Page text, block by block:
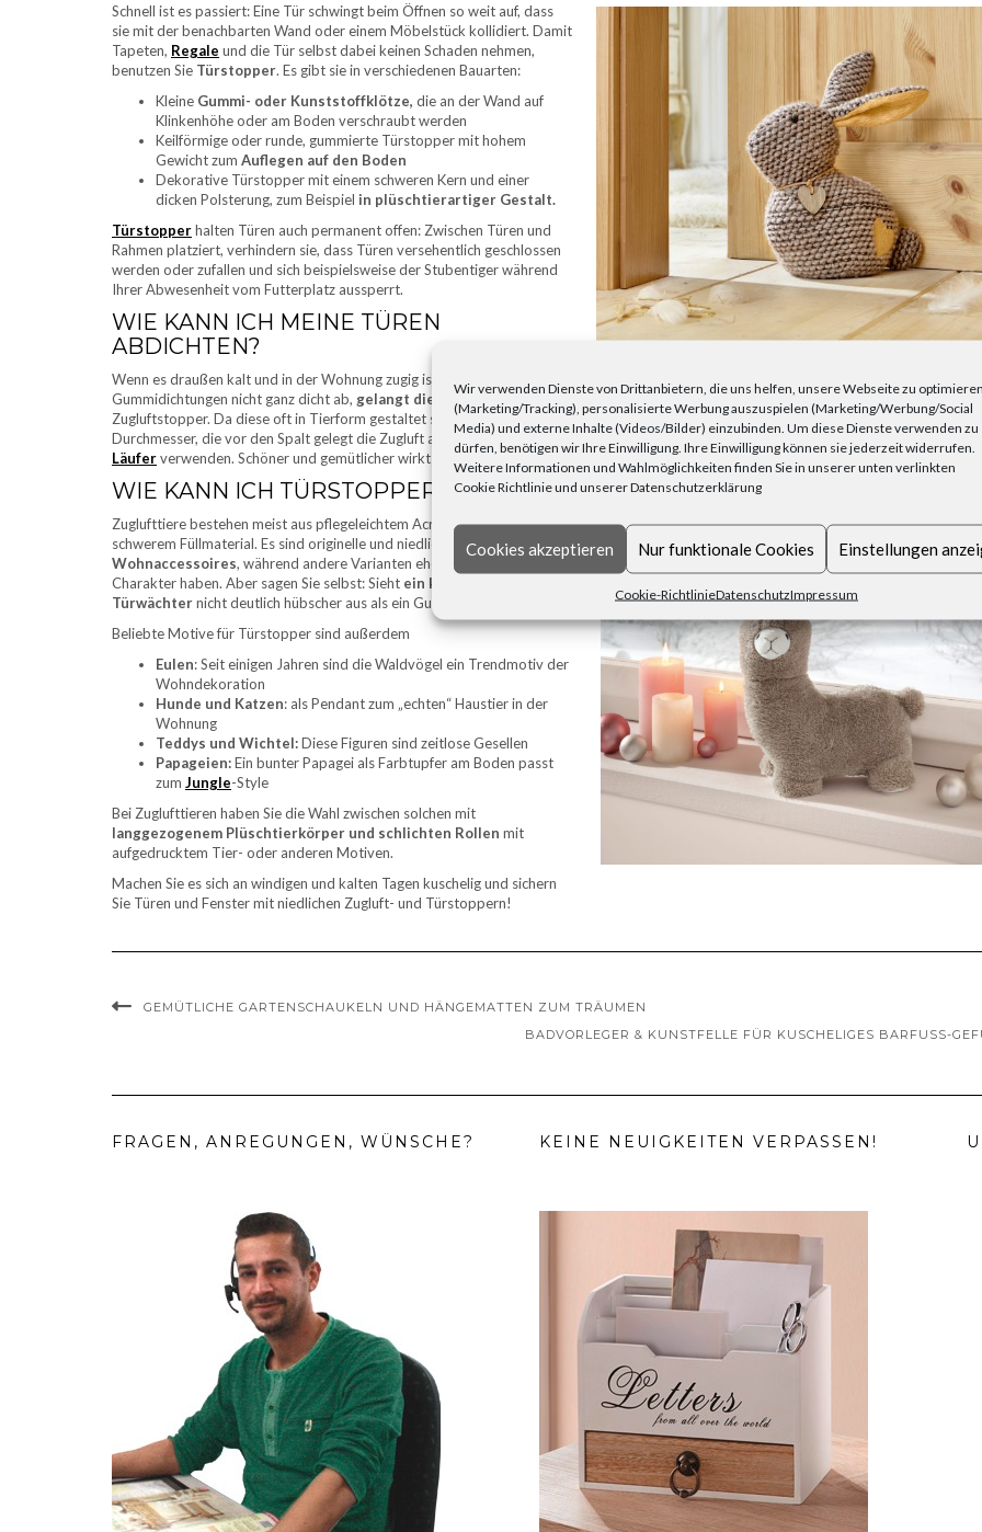
Wir verwenden Dienste von Drittanbietern, die uns helfen, unsere Webseite zu
(Marketing/Tracking), personalisierte Werbung auszuspielen (Marketing/Werbung/Social
Media) und externe Inhalte (Videos/Bilder) einzubinden. Um diese Dienste verwenden zu
dürfen, benötigen wir Ihre Einwilligung. Ihre Einwilligung können sie jederzeit widerrufen.
Weitere Informationen und Wahlmöglichkeiten finden Sie in unserer unten verlinkten
Cookie Richtlinie und unserer Datenschutzerklärung
Cookies akzeptieren Nur funktionale Cookies Einstellungen
Cookie-RichtlinieDatenschutzImpressum
Schnell ist es passiert: Eine Tür schwingt beim Öffnen so weit auf, dass
sie mit der benachbarten Wand oder einem Möbelstück kollidiert. Damit
Tapeten, Regale und die Tür selbst dabei keinen Schaden nehmen,
benutzen Sie Türstopper. Es gibt sie in verschiedenen Bauarten:
Kleine Gummi- oder Kunststoffklötze, die an der Wand auf
Klinkenhöhe oder am Boden verschraubt werden
Keilförmige oder runde, gummierte Türstopper mit hohem
Gewicht zum Auflegen auf den Boden
Dekorative Türstopper mit einem schweren Kern und einer
dicken Polsterung, zum Beispiel in plüschtierartiger Gestalt.
Türstopperhalten Türen auch permanent offen: Zwischen Türen und
Rahmen platziert, verhindern sie, dass Türen versehentlich geschlossen
werden oder zufallen und sich beispielsweise der Stubentiger während
Ihrer Abwesenheit vom Futterplatz aussperrt.
WIE KANN ICH MEINE TÜREN
ABDICHTEN?
Wenn es draußen kalt und in der Wohnung zugig ist, liegt das wahrscheinlich an einem Fenster oder dem Spalt unter einer Tür: Schließen
Gummidichtungen nicht ganz dicht ab, gelangt die Kälte durch kleinste Ritzen.Vorhängehalten sie nur bedingt ab. Abhilfe schaffen
Zugluftstopper. Da diese oft in Tierform gestaltet sind, heißen sie auchZuglufttiere. Es handelt sich um Stoffrollen mit mehreren
Durchmesser, die vor den Spalt gelegt die Zugluft auffangen. Als schnelle Lösung können Sie eine zur Rolle geformteDeckeoder einen
Läuferverwenden. Schöner und gemütlicher wirkt der originelle Zugluftstopper.
WIE KANN ICH TÜRSTOPPER DEKORATIV EINSETZEN?
Zuglufttiere bestehen meist aus pflegeleichtem Acryl oder Polyester mit
schwerem Füllmaterial. Es sind originelle und niedliche
Wohnaccessoires, während andere Varianten eher pragmatischen
Charakter haben. Aber sagen Sie selbst: Sieht ein kleiner Pinguin als
Türwächternicht deutlich hübscher aus als ein Gummiklotz?
Beliebte Motive für Türstopper sind außerdem
Eulen: Seit einigen Jahren sind die Waldvögel ein Trendmotiv der
Wohndekoration
Hunde und Katzen: als Pendant zum „echten“ Haustier in der
Wohnung
Teddys und Wichtel:Diese Figuren sind zeitlose Gesellen
Papageien:Ein bunter Papagei als Farbtupfer am Boden passt
zum Jungle-Style
Bei Zuglufttieren haben Sie die Wahl zwischen solchen mit
langgezogenem Plüschtierkörper und schlichten Rollen mit
aufgedrucktem Tier- oder anderen Motiven.
Machen Sie es sich an windigen und kalten Tagen kuschelig und sichern
Sie Türen und Fenster mit niedlichen Zugluft- und Türstoppern!
GEMÜTLICHE GARTENSCHAUKELN UND HÄNGEMATTEN ZUM TRÄUMEN
BADVORLEGER & KUNSTFELLE FÜR KUSCHELIGES BARFUSS-
FRAGEN, ANREGUNGEN, WÜNSCHE? KEINE NEUIGKEITEN VERPASSEN!